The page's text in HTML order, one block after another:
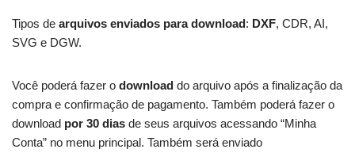
Tipos de arquivos enviados para download: DXF, CDR, AI,
SVG e DGW.
Você poderá fazer o download do arquivo após a finalização da
compra e confirmação de pagamento. Também poderá fazer o
download por 30 dias de seus arquivos acessando “Minha
Conta” no menu principal. Também será enviado